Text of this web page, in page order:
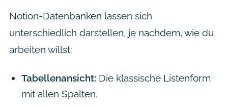
Notion-Datenbanken lassen sich
unterschiedlich darstellen, je nachdem, wie du
arbeiten willst:
Tabellenansicht: Die klassische Listenform
mit allen Spalten.